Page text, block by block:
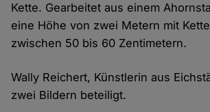
Kette. Gearbeitet aus einem
eine Höhe von zwei Metern mit
zwischen 50 bis 60 Zentimetern.
Wally Reichert, Künstlerin aus
zwei Bildern beteiligt.